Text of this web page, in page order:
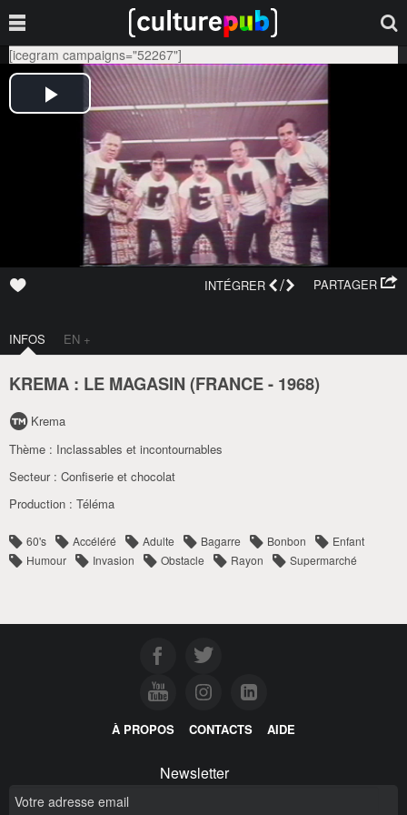
[icegram campaigns="52267"]
PARTAGER
INTÉGRER /
INFOS EN +
KREMA : LE MAGASIN (FRANCE- 1968)
Krema
Thème : Inclassables et incontournables
Secteur : Confiserie et chocolat
Production : Téléma
60's Accéléré Adulte Bagarre Bonbon
Enfant
Humour
Invasion Obstacle Rayon Supermarché
À PROPOS CONTACTS AIDE
Newsletter